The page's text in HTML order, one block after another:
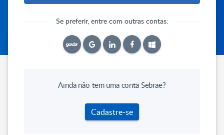
Se preferir, entre com outras contas:
Ainda não tem uma conta Sebrae?
Cadastre-se